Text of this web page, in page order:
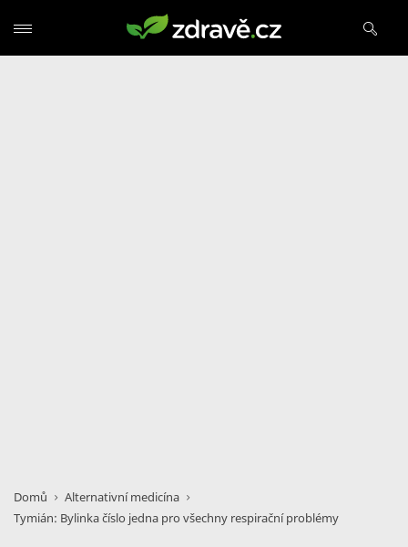
Domů
Alternativní medicína
Tymián: Bylinka číslo jedna pro všechny respirační problémy